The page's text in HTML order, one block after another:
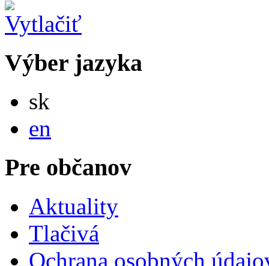
Výber jazyka
sk
en
Pre občanov
Aktuality
Tlačivá
Ochrana osobných